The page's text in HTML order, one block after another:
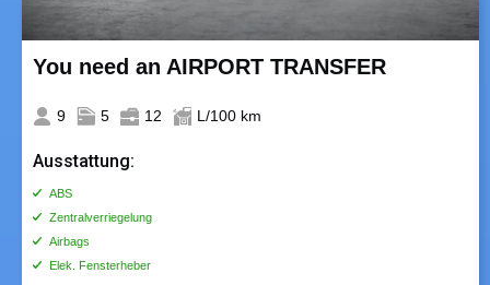
You need an AIRPORT TRANSFER
9 5 12 L/100 km
Ausstattung:
ABS
Zentralverriegelung
Airbags
Elek. Fensterheber